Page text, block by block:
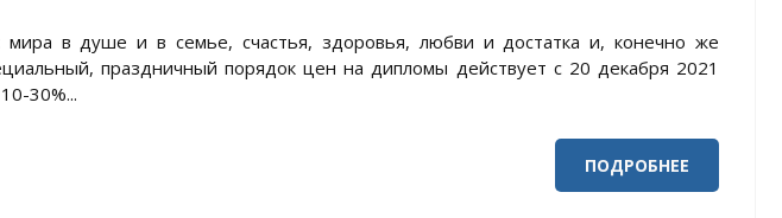
в душе и в семье, счастья, здоровья, любви и достатка и, конечно же
праздничный порядок цен на дипломы действует с 20 декабря 2021
30%...
ПОДРОБНЕЕ